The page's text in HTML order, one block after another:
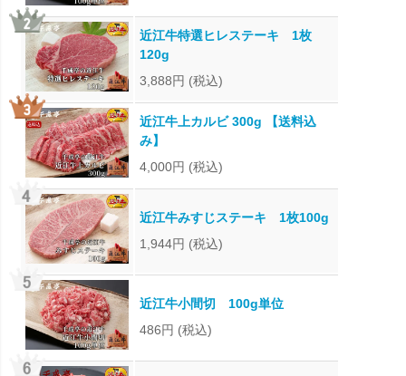
近江牛特選ヒレステーキ 1枚
120g
3,888円 (税込)
近江牛上カルビ 300g 【送料込
み】
4,000円 (税込)
近江牛みすじステーキ 1枚100g
1,944円 (税込)
近江牛小間切 100g単位
486円 (税込)